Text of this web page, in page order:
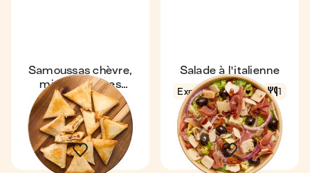
Samoussas chèvre,
miel & tomates
séchées au air-fryer
14 min 1
Salade à l'italienne
Express 5 min 1